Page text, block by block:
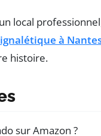
local
à
histoire.
sur Amazon ?